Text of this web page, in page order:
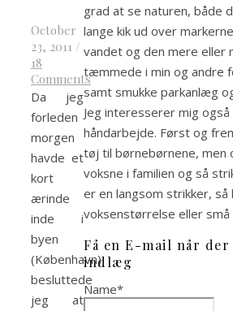
October
23, 2011 /
18
Comments
Da jeg
forleden
morgen
havde et
kort
ærinde
inde i
byen
(København)
besluttede
jeg at
grad at se naturen, både
lange kik ud over
vandet og den mere eller
tæmmede i min og andre
samt smukke parkanlæg
Jeg interesserer mig
håndarbejde. Først og
tøj til børnebørnene, men
voksne i familien og så
er en langsom strikker, så
voksenstørrelse eller små
Få en E-mail når
indlæg
Name*